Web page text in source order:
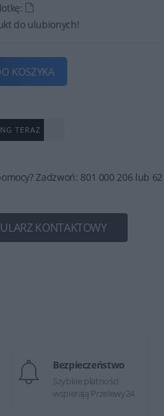
do ulubionych!
KOSZYKA
TERAZ
Zadzwoń: 801 000 206 lub 62
KONTAKTOWY
Bezpieczeństwo
Szybkie płatności
wspierają Przelewy24